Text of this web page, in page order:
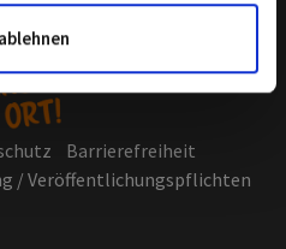
mit weiteren Daten
haben oder die sie
Dienste gesammelt haben.
Cookies, wenn Sie
.
Barrierefreiheit
/ Veröffentlichungspflichten